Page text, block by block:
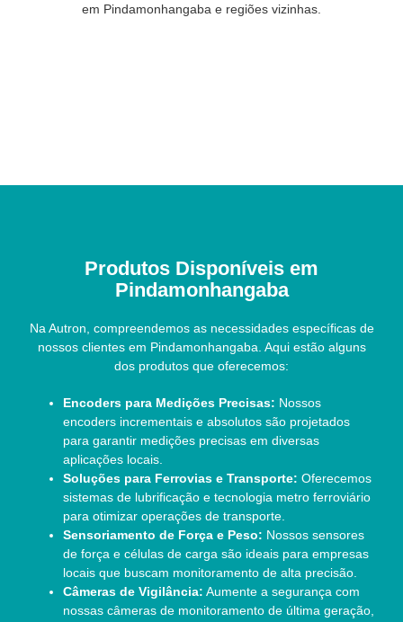
em Pindamonhangaba e regiões vizinhas.
Produtos Disponíveis em
Pindamonhangaba
Na Autron, compreendemos as necessidades específicas de
nossos clientes em Pindamonhangaba. Aqui estão alguns
dos produtos que oferecemos:
Encoders para Medições Precisas: Nossos
encoders incrementais e absolutos são projetados
para garantir medições precisas em diversas
aplicações locais.
Soluções para Ferrovias e Transporte: Oferecemos
sistemas de lubrificação e tecnologia metro ferroviário
para otimizar operações de transporte.
Sensoriamento de Força e Peso: Nossos sensores
de força e células de carga são ideais para empresas
locais que buscam monitoramento de alta precisão.
Câmeras de Vigilância: Aumente a segurança com
nossas câmeras de monitoramento de última geração,